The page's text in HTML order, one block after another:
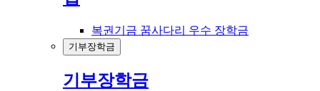
복권기금 꿈사다리 우수 장학금
기부장학금
기부장학금